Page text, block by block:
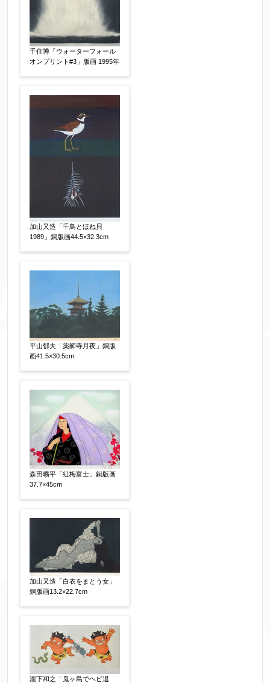
査定額：
らお知らせください。その価格が適切かお返事申
し上げます。
作品コンディション
その他 【任意】
添付画像 【任意】
※添付画像は5MBまでのjpg、gif、pig、pdf形式
にてお送りください。
※追加や複数点ある場合はフォーム送信後に送ら
れてくる送信確認メール記載のアドレスからもお
お客様情報をご入力ください。
▼
千住博「ウォーターフォール
オンプリント#3」版画 1995年
加山又造「千鳥とほね貝
1989」銅版画44.5×32.3cm
平山郁夫「薬師寺月夜」銅版
画41.5×30.5cm
森田曠平「紅梅富士」銅版画
37.7×45cm
加山又造「白衣をまとう女」
銅版画13.2×22.7cm
瀧下和之「鬼ヶ島でヘビ退